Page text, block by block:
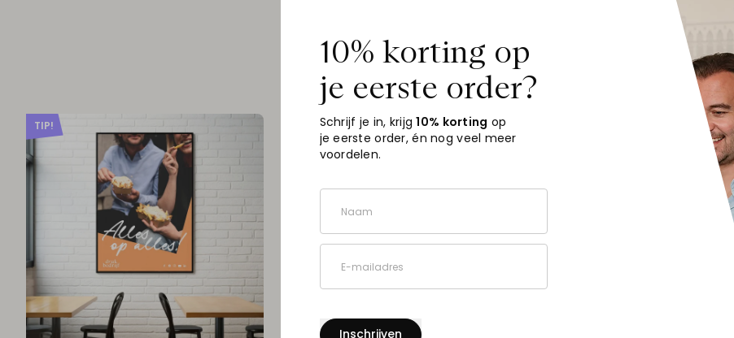
Producten met MC papier
TIP!
10% korting op
je eerste order?
Schrijf je in, krijg10% korting op
je eerste order, én nog veel meer
voordelen.
Naam
E-mailadres
Inschrijven